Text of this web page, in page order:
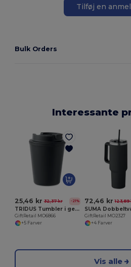
Tilføj en
Bulk Orders
Interessante
25,46 kr 32,37 kr -21%
TRIDUS Tumbler i genanvendt PP 300 ml
GiftRetail MO6866
+5 Farver
72,46 kr 123,89
GiftRetail MO2327
+4 Farver
Vis alle